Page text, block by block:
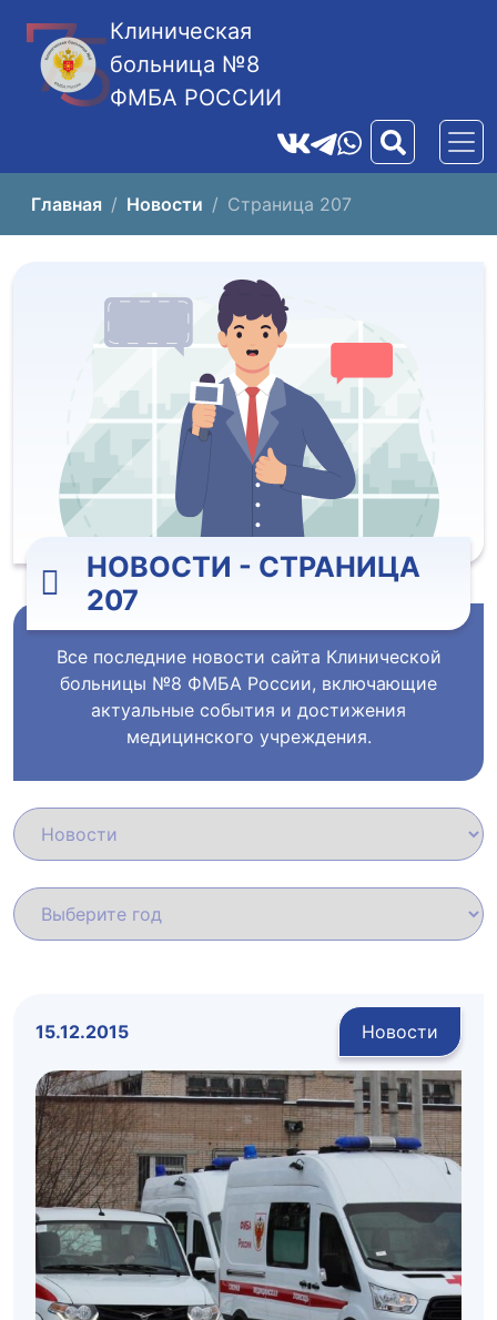
Клиническая
больница №8
ФМБА РОССИИ
Главная Новости Страница 207
НОВОСТИ - СТРАНИЦА
207
Все последние новости сайта Клинической
больницы №8 ФМБА России, включающие
актуальные события и достижения
медицинского учреждения.
15.12.2015 Новости